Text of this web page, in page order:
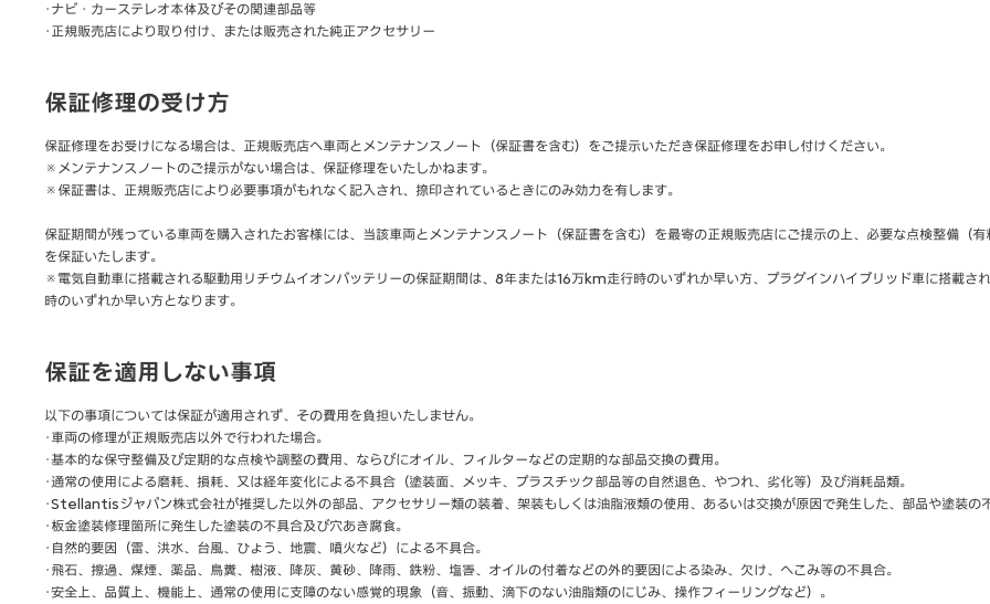
･ナビ・カーステレオ本体及びその関連部品等
･正規販売店により取り付け、または販売された純正アクセサリー
保証修理の受け方
保証修理をお受けになる場合は、正規販売店へ車両とメンテナンスノート（保証書を含む）をご提示いただき保証修理をお申し付けください。
※メンテナンスノートのご提示がない場合は、保証修理をいたしかねます。
※保証書は、正規販売店により必要事項がもれなく記入され、捺印されているときにのみ効力を有します。
保証期間が残っている車両を購入されたお客様には、当該車両とメンテナンスノート（保証書を含む）を最寄の正規販売店にご提示の上、必要な点検整備（
を保証いたします。
※電気自動車に搭載される駆動用リチウムイオンバッテリーの保証期間は、8年または16万km走行時のいずれか早い方、プラグインハイブリッド車に搭載
時のいずれか早い方となります。
保証を適用しない事項
以下の事項については保証が適用されず、その費用を負担いたしません。
･車両の修理が正規販売店以外で行われた場合。
･基本的な保守整備及び定期的な点検や調整の費用、ならびにオイル、フィルターなどの定期的な部品交換の費用。
･通常の使用による磨耗、損耗、又は経年変化による不具合（塗装面、メッキ、プラスチック部品等の自然退色、やつれ、劣化等）及び消耗品類。
･Stellantisジャパン株式会社が推奨した以外の部品、アクセサリー類の装着、架装もしくは油脂液類の使用、あるいは交換が原因で発生した、部品や塗装の
･板金塗装修理箇所に発生した塗装の不具合及び穴あき腐食。
･自然的要因（雷、洪水、台風、ひょう、地震、噴火など）による不具合。
･飛石、擦過、煤煙、薬品、鳥糞、樹液、降灰、黄砂、降雨、鉄粉、塩害、オイルの付着などの外的要因による染み、欠け、へこみ等の不具合。
･安全上、品質上、機能上、通常の使用に支障のない感覚的現象（音、振動、滴下のない油脂類のにじみ、操作フィーリングなど）。